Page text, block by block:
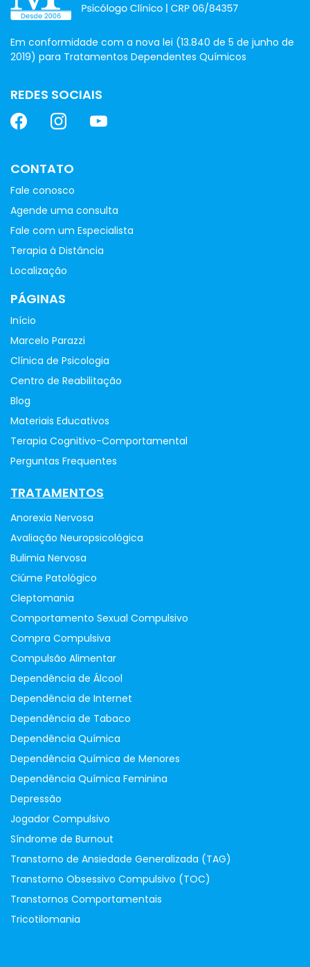
Em conformidade com a nova lei (13.840 de 5 de junho de
2019) para Tratamentos Dependentes Químicos
REDES SOCIAIS
CONTATO
Fale conosco
Agende uma consulta
Fale com um Especialista
Terapia à Distância
Localização
PÁGINAS
Início
Marcelo Parazzi
Clínica de Psicologia
Centro de Reabilitação
Blog
Materiais Educativos
Terapia Cognitivo-Comportamental
Perguntas Frequentes
TRATAMENTOS
Anorexia Nervosa
Avaliação Neuropsicológica
Bulimia Nervosa
Ciúme Patológico
Cleptomania
Comportamento Sexual Compulsivo
Compra Compulsiva
Compulsão Alimentar
Dependência de Álcool
Dependência de Internet
Dependência de Tabaco
Dependência Química
Dependência Química de Menores
Dependência Química Feminina
Depressão
Jogador Compulsivo
Síndrome de Burnout
Transtorno de Ansiedade Generalizada (TAG)
Transtorno Obsessivo Compulsivo (TOC)
Transtornos Comportamentais
Tricotilomania